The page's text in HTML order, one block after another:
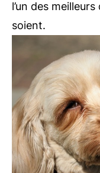
l’un des
soient.